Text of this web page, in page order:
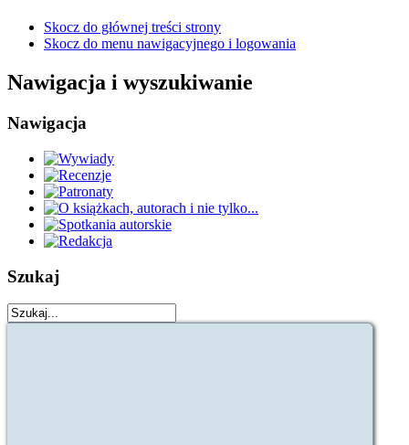
Skocz do głównej treści strony
Skocz do menu nawigacyjnego i logowania
Nawigacja i wyszukiwanie
Nawigacja
Szukaj